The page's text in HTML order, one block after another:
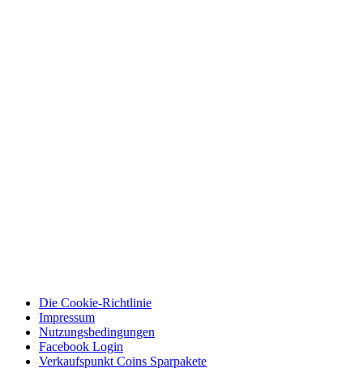
Die Cookie-Richtlinie
Impressum
Nutzungsbedingungen
Facebook Login
Verkaufspunkt Coins Sparpakete